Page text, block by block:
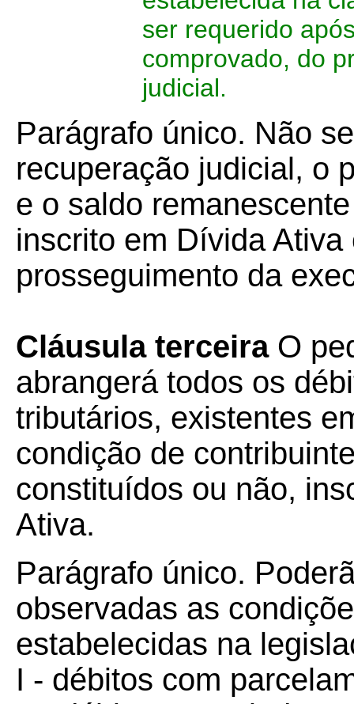
ser requerido
comprovado, do
judicial.
Parágrafo único. Não
recuperação judicial, o
e o saldo
inscrito em Dívida
prosseguimento da
Cláusula terceiraO
abrangerá todos os
tributários, existentes
condição de
constituídos ou não,
Ativa.
Parágrafo único.
observadas as
estabelecidas na
I - débitos com